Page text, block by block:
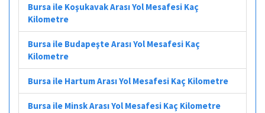
Bursa ile Koşukavak Arası Yol Mesafesi Kaç
Kilometre
Bursa ile Budapeşte Arası Yol Mesafesi Kaç
Kilometre
Bursa ile Hartum Arası Yol Mesafesi Kaç Kilometre
Bursa ile Minsk Arası Yol Mesafesi Kaç Kilometre